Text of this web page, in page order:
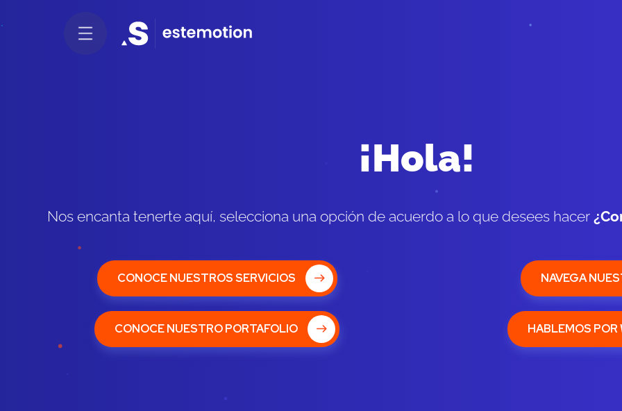
¡Hola!
Nos encanta tenerte aquí, selecciona una opción de acuerdo a lo que desees hacer
CONOCE NUESTROS SERVICIOS NAVEGA
CONOCE NUESTRO PORTAFOLIO HABLEMOS POR